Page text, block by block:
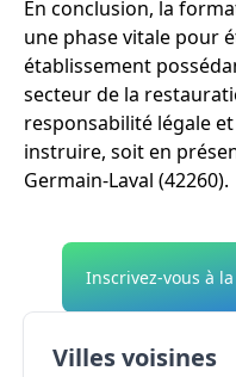
En conclusion, la
une phase vitale pour
établissement
secteur de la
responsabilité légale
instruire, soit en
Germain-Laval (42260).
Inscrivez-vous à
Villes voisines